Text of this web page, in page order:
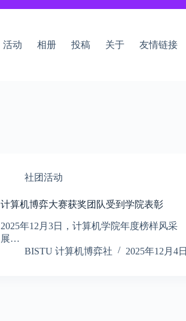
活动 相册 投稿 关于 友情链接
社团活动
计算机博弈大赛获奖团队受到学院表彰
2025年12月3日，计算机学院年度榜样风采
展…
BISTU 计算机博弈社
2025年12月4日